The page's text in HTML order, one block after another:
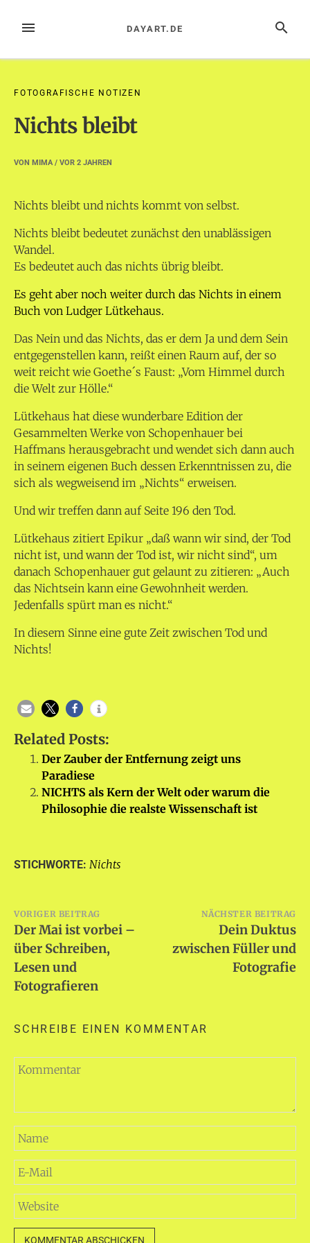
InhaltMENÜ SUCHE
DAYART.DE
FOTOGRAFISCHE NOTIZEN
Nichts bleibt
VON MIMA/ VOR 2 JAHREN
Nichts bleibt und nichts kommt von selbst.
Nichts bleibt bedeutet zunächst den unablässigen
Wandel.
Es bedeutet auch das nichts übrig bleibt.
Es geht aber noch weiter durch das Nichts in einem
Buch von Ludger Lütkehaus.
Das Nein und das Nichts, das er dem Ja und dem Sein
entgegenstellen kann, reißt einen Raum auf, der so
weit reicht wie Goethe´s Faust: „Vom Himmel durch
die Welt zur Hölle.“
Lütkehaus hat diese wunderbare Edition der
Gesammelten Werke von Schopenhauer bei
Haffmans herausgebracht und wendet sich dann auch
in seinem eigenen Buch dessen Erkenntnissen zu, die
sich als wegweisend im „Nichts“ erweisen.
Und wir treffen dann auf Seite 196 den Tod.
Lütkehaus zitiert Epikur „daß wann wir sind, der Tod
nicht ist, und wann der Tod ist, wir nicht sind“, um
danach Schopenhauer gut gelaunt zu zitieren: „Auch
das Nichtsein kann eine Gewohnheit werden.
Jedenfalls spürt man es nicht.“
In diesem Sinne eine gute Zeit zwischen Tod und
Nichts!
Related Posts:
Der Zauber der Entfernung zeigt uns
Paradiese
NICHTS als Kern der Welt oder warum die
Philosophie die realste Wissenschaft ist
STICHWORTE: Nichts
Beitragsnavigation
VORIGER BEITRAG
Der Mai ist vorbei –
über Schreiben,
Lesen und
Fotografieren
NÄCHSTER BEITRAG
Dein Duktus
zwischen Füller und
Fotografie
SCHREIBE EINEN KOMMENTAR